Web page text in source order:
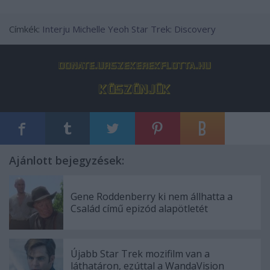
Címkék: Interju Michelle Yeoh Star Trek: Discovery
Ajánlott bejegyzések:
Gene Roddenberry ki nem állhatta a
Család című epizód alapötletét
Újabb Star Trek mozifilm van a
láthatáron, ezúttal a WandaVision